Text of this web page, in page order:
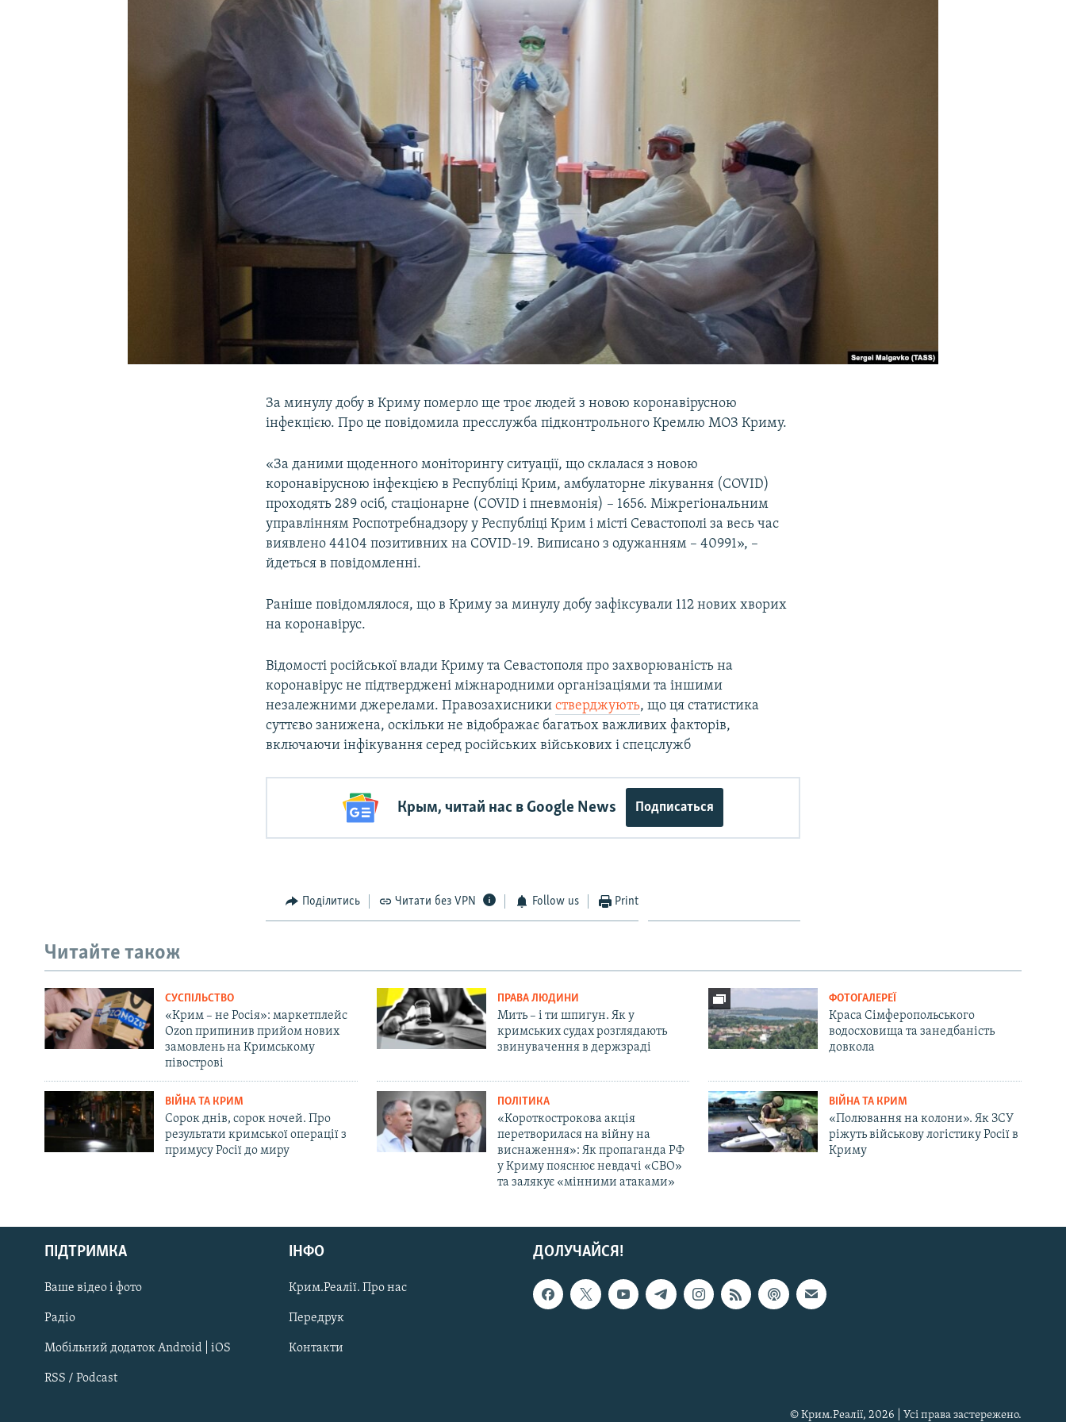
Русский
Qırımtatar
ДОЛУЧАЙСЯ!
За минулу добу в Криму померло ще троє людей з новою коронавірусною
інфекцією. Про це повідомила пресслужба підконтрольного Кремлю МОЗ Криму.
«За даними щоденного моніторингу ситуації, що склалася з новою
коронавірусною інфекцією в Республіці Крим, амбулаторне лікування (COVID)
проходять 289 осіб, стаціонарне (COVID і пневмонія) – 1656. Міжрегіональним
управлінням Роспотребнадзору у Республіці Крим і місті Севастополі за весь час
виявлено 44104 позитивних на COVID-19. Виписано з одужанням – 40991», –
йдеться в повідомленні.
Раніше повідомлялося, що в Криму за минулу добу зафіксували 112 нових хворих
на коронавірус.
Відомості російської влади Криму та Севастополя про захворюваність на
коронавірус не підтверджені міжнародними організаціями та іншими
незалежними джерелами. Правозахисникистверджують, що ця статистика
суттєво занижена, оскільки не відображає багатьох важливих факторів,
включаючи інфікування серед російських військових і спецслужб
Крым, читай нас в Google News Подписаться
Поділитись Читати без VPN Follow us Print
Читайте також
СУСПІЛЬСТВО
«Крим – не Росія»: маркетплейс
Ozon припинив прийом нових
замовлень на Кримському
півострові
ПРАВА ЛЮДИНИ
Мить – і ти шпигун. Як у
кримських судах розглядають
звинувачення в держзраді
ФОТОГАЛЕРЕЇ
Краса Сімферопольського
водосховища та занедбаність
довкола
ВІЙНА ТА КРИМ
Сорок днів, сорок ночей. Про
результати кримської операції з
примусу Росії до миру
ПОЛІТИКА
«Короткострокова акція
перетворилася на війну на
виснаження»: Як пропаганда РФ
у Криму пояснює невдачі «СВО»
та залякує «мінними атаками»
ВІЙНА ТА КРИМ
«Полювання на колони». Як ЗСУ
ріжуть військову логістику Росії в
Криму
ДОЛУЧАЙСЯ!
ПІДТРИМКА
Ваше відео і фото
Радіо
Мобільний додаток Android | iOS
RSS / Podcast
ІНФО
Крим.Реалії. Про нас
Передрук
Контакти
© Крим.Реалії, 2026 | Усі права застережено.